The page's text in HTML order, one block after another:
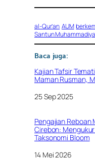
al-Qur’an AUM
Santun
Baca juga:
Kajian Tafsir
Maman Rusman,
Tanggal
25 Sep 2025
Pengajian Reboan
Cirebon:
Taksonomi Bloom
Tanggal
14 Mei 2026